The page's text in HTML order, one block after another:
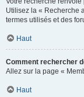
Utilisez la « Recherche
termes utilisés et des
Haut
Comment rechercher
Allez sur la page «
Haut